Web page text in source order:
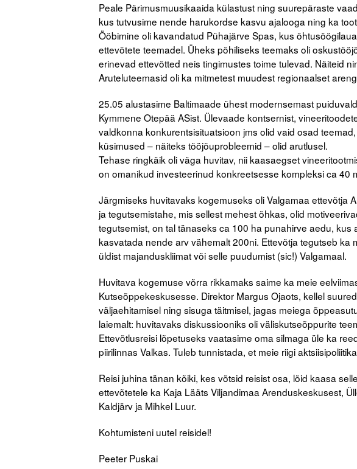
Peale Pärimusmuusikaaida külastust ning suurepäraste
kus tutvusime nende harukordse kasvu ajalooga ning ka
Ööbimine oli kavandatud Pühajärve Spas, kus
ettevõtete teemadel. Üheks põhiliseks teemaks oli
erinevad ettevõtted neis tingimustes toime tulevad. Näiteid
Aruteluteemasid oli ka mitmetest muudest regionaalset
25.05 alustasime Baltimaade ühest modernsemast
Kymmene Otepää ASist. Ülevaade kontsernist,
valdkonna konkurentsisituatsioon jms olid vaid osad
küsimused – näiteks tööjõuprobleemid – olid arutlusel.
Tehase ringkäik oli väga huvitav, nii kaasaegset
on omanikud investeerinud konkreetsesse kompleksi ca 40
Järgmiseks huvitavaks kogemuseks oli Valgamaa ettevõtja
ja tegutsemistahe, mis sellest mehest õhkas, olid
tegutsemist, on tal tänaseks ca 100 ha punahirve aedu,
kasvatada nende arv vähemalt 200ni. Ettevõtja tegutseb
üldist majanduskliimat või selle puudumist (sic!) Valgamaal.
Huvitava kogemuse võrra rikkamaks saime ka meie
Kutseõppekeskusesse. Direktor Margus Ojaots, kellel
väljaehitamisel ning sisuga täitmisel, jagas meiega
laiemalt: huvitavaks diskussiooniks oli väliskutseõppurite
Ettevõtlusreisi lõpetuseks vaatasime oma silmaga üle ka
piirilinnas Valkas. Tuleb tunnistada, et meie riigi
Reisi juhina tänan kõiki, kes võtsid reisist osa, lõid kaasa
ettevõtetele ka Kaja Lääts Viljandimaa Arenduskeskusest,
Kaldjärv ja Mihkel Luur.
Kohtumisteni uutel reisidel!
Peeter Puskai